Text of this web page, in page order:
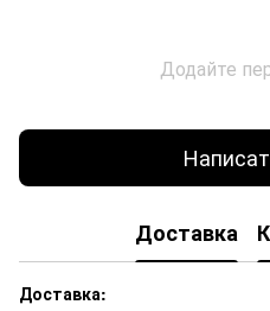
Додайте
Доставка
Доставка: